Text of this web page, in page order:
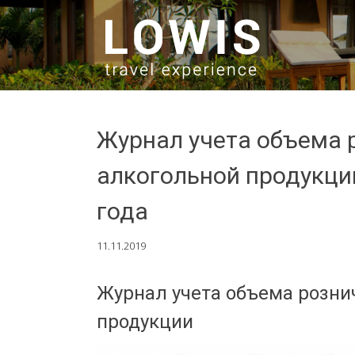
SKIP TO CONTENT
Журнал учета объема
алкогольной
года
11.11.2019
Журнал учета объема
продукции